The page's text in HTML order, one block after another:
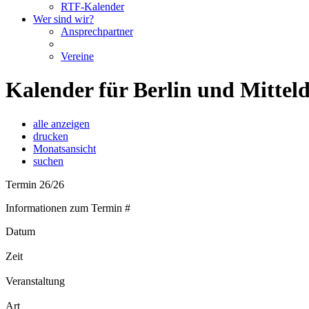
RTF-Kalender
Wer sind wir?
Ansprechpartner
Vereine
Kalender für Berlin und
alle anzeigen
drucken
Monatsansicht
suchen
Termin 26/26
Informationen zum Termin #
Datum
Zeit
Veranstaltung
Art